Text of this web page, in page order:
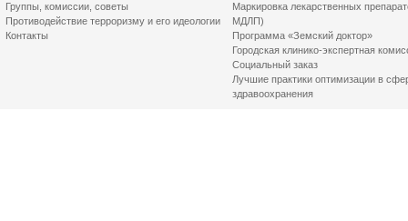
Группы, комиссии, советы
Противодействие терроризму и его идеологии
Контакты
Маркировка лекарственных
МДЛП)
Программа «Земский доктор»
Городская клинико-экспертная
Социальный заказ
Лучшие практики оптимизации в
здравоохранения